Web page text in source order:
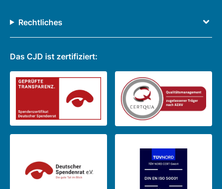
Rechtliches
Das CJD ist zertifiziert: